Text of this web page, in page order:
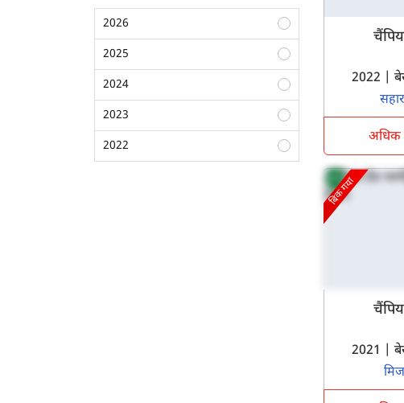
70 एचपी से अधिक
2026
2025
2024
2023
2022
अधिक
बिक गया